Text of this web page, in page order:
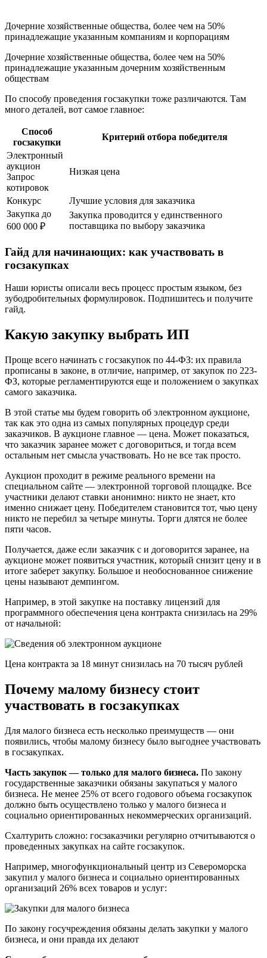
Дочерние хозяйственные общества, более чем на 50%
принадлежащие указанным компаниям и корпорациям
Дочерние хозяйственные общества, более чем на 50%
принадлежащие указанным дочерним хозяйственным
обществам
По способу проведения госзакупки тоже различаются. Там
много деталей, вот самое главное:
Способ
госзакупки
Критерий отбора победителя
Электронный
аукцион
Запрос
котировок
Низкая цена
Конкурс
Лучшие условия для заказчика
Закупка до
600 000 ₽
Закупка проводится у единственного
поставщика по выбору заказчика
Гайд для начинающих: как участвовать в
госзакупках
Наши юристы описали весь процесс простым языком, без
зубодробительных формулировок. Подпишитесь и получите
гайд.
Какую закупку выбрать ИП
Проще всего начинать с госзакупок по 44-ФЗ: их правила
прописаны в законе, в отличие, например, от закупок по 223-
ФЗ, которые регламентируются еще и положением о закупках
самого заказчика.
В этой статье мы будем говорить об электронном аукционе,
так как это одна из самых популярных процедур среди
заказчиков. В аукционе главное — цена. Может показаться,
что заказчик заранее может с договориться, и тогда всем
остальным нет смысла участвовать. Но не все так просто.
Аукцион проходит в режиме реального времени на
специальном сайте — электронной торговой площадке. Все
участники делают ставки анонимно: никто не знает, кто
именно снижает цену. Победителем становится тот, чью цену
никто не перебил за четыре минуты. Торги длятся не более
пяти часов.
Получается, даже если заказчик с и договорится заранее, на
аукционе может появиться участник, который снизит цену и в
итоге заберет закупку. Большое и необоснованное снижение
цены называют демпингом.
Например, в этой закупке на поставку лицензий для
программного обеспечения цена контракта снизилась на 29%
от начальной:
Цена контракта за 18 минут снизилась на 70 тысяч рублей
Почему малому бизнесу стоит
участвовать в госзакупках
Для малого бизнеса есть несколько преимуществ — они
появились, чтобы малому бизнесу было выгоднее участвовать
в госзакупках.
Часть закупок — только для малого бизнеса. По закону
государственные заказчики обязаны закупаться у малого
бизнеса. Не менее 25% от всего годового объема госзакупок
должно быть осуществлено только у малого бизнеса и
социально ориентированных некоммерческих организаций.
Схалтурить сложно: госзаказчики регулярно отчитываются о
проведенных закупках на сайте госзакупок.
Например, многофункциональный центр из Североморска
закупил у малого бизнеса и социально ориентированных
организаций 26% всех товаров и услуг:
По закону госучреждения обязаны делать закупки у малого
бизнеса, и они правда их делают